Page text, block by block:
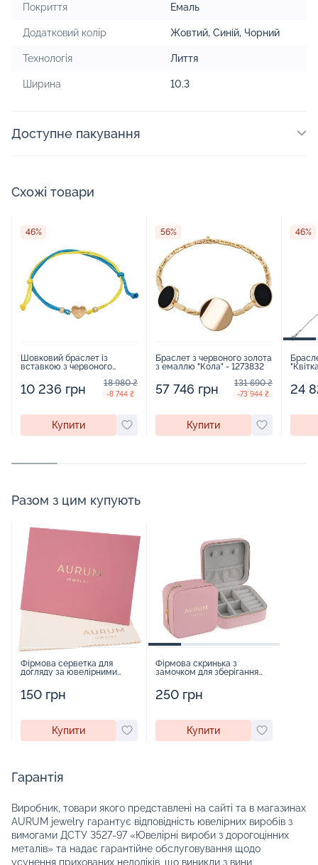
Покриття Емаль
Додатковий колір Жовтий, Синій, Чорний
Технологія Лиття
Ширина 10.3
Доступне пакування
Схожі товари
46%
Шовковий браслет із
вставкою з червоного
1271761
10 236 грн 18 980 ₴
-8 744 ₴
Купити
56%
Браслет з червоного золота
з емаллю "Кола" - 1273832
57 746 грн 131 690 ₴
-73 944 ₴
Купити
46%
24
Разом з цим купують
Фірмова серветка для
догляду за ювелірними
150 грн
Купити
Фірмова скринька з
замочком для зберігання
250 грн
Купити
Гарантія
Виробник, товари якого представлені на сайті та в магазинах
AURUM jewelry гарантує відповідність ювелірних виробів з
вимогами ДСТУ 3527-97 «Ювелірні вироби з дорогоцінних
металів» та надає гарантійне обслуговування щодо
усунення прихованих недоліків, що виникли з вини